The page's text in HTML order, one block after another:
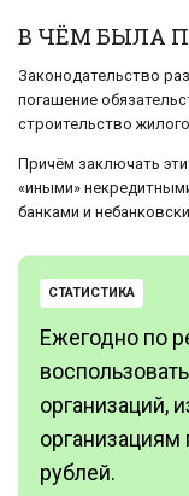
В ЧЁМ БЫЛА
Законодательство
погашение
строительство
Причём заключать
«иными»
банками и
СТАТИСТИКА
Ежегодно по
организаций,
рублей.